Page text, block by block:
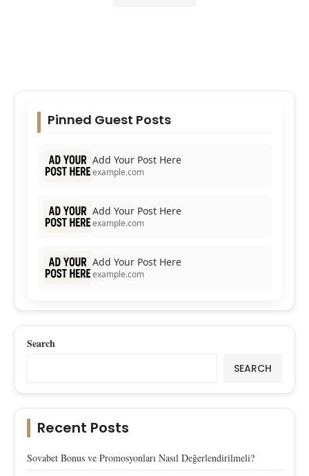
Pinned Guest Posts
Add Your Post Here
example.com
Add Your Post Here
example.com
Add Your Post Here
example.com
Search
SEARCH
Recent Posts
Sovabet Bonus ve Promosyonları Nasıl Değerlendirilmeli?